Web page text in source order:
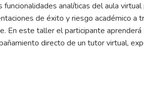
analíticas del aula
de éxito y riesgo académico
En este taller el participante
directo de un tutor virtual,